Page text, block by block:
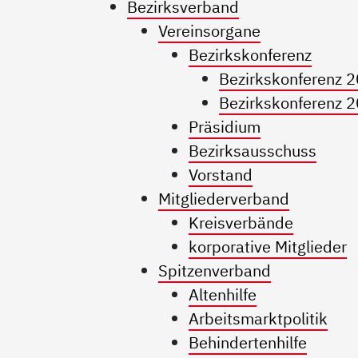
Bezirksverband
Vereinsorgane
Bezirkskonferenz
Bezirkskonferenz
Bezirkskonferenz
Präsidium
Bezirksausschuss
Vorstand
Mitgliederverband
Kreisverbände
korporative Mitglieder
Spitzenverband
Altenhilfe
Arbeitsmarktpolitik
Behindertenhilfe